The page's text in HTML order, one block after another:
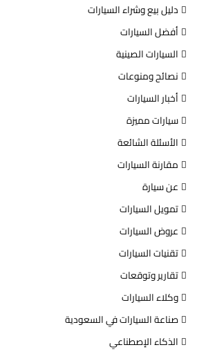
دليل بيع وشراء السيارات
أفضل السيارات
السيارات الصينية
نصائح ومنوعات
أخبار السيارات
سيارات مميزة
الأسئلة الشائعة
مقارنة السيارات
عن سيارة
تمويل السيارات
عروض السيارات
تقنيات السيارات
تقارير وتوقعات
وكلاء السيارات
صناعة السيارات في السعودية
الذكاء الإصطناعي